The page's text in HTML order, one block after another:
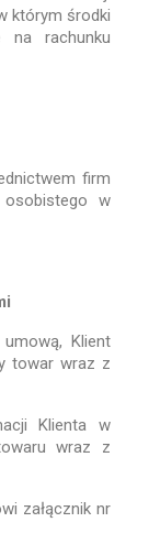
którym środki
na rachunku
firm
w
Klient
towar wraz z
Klienta w
wraz z
załącznik nr